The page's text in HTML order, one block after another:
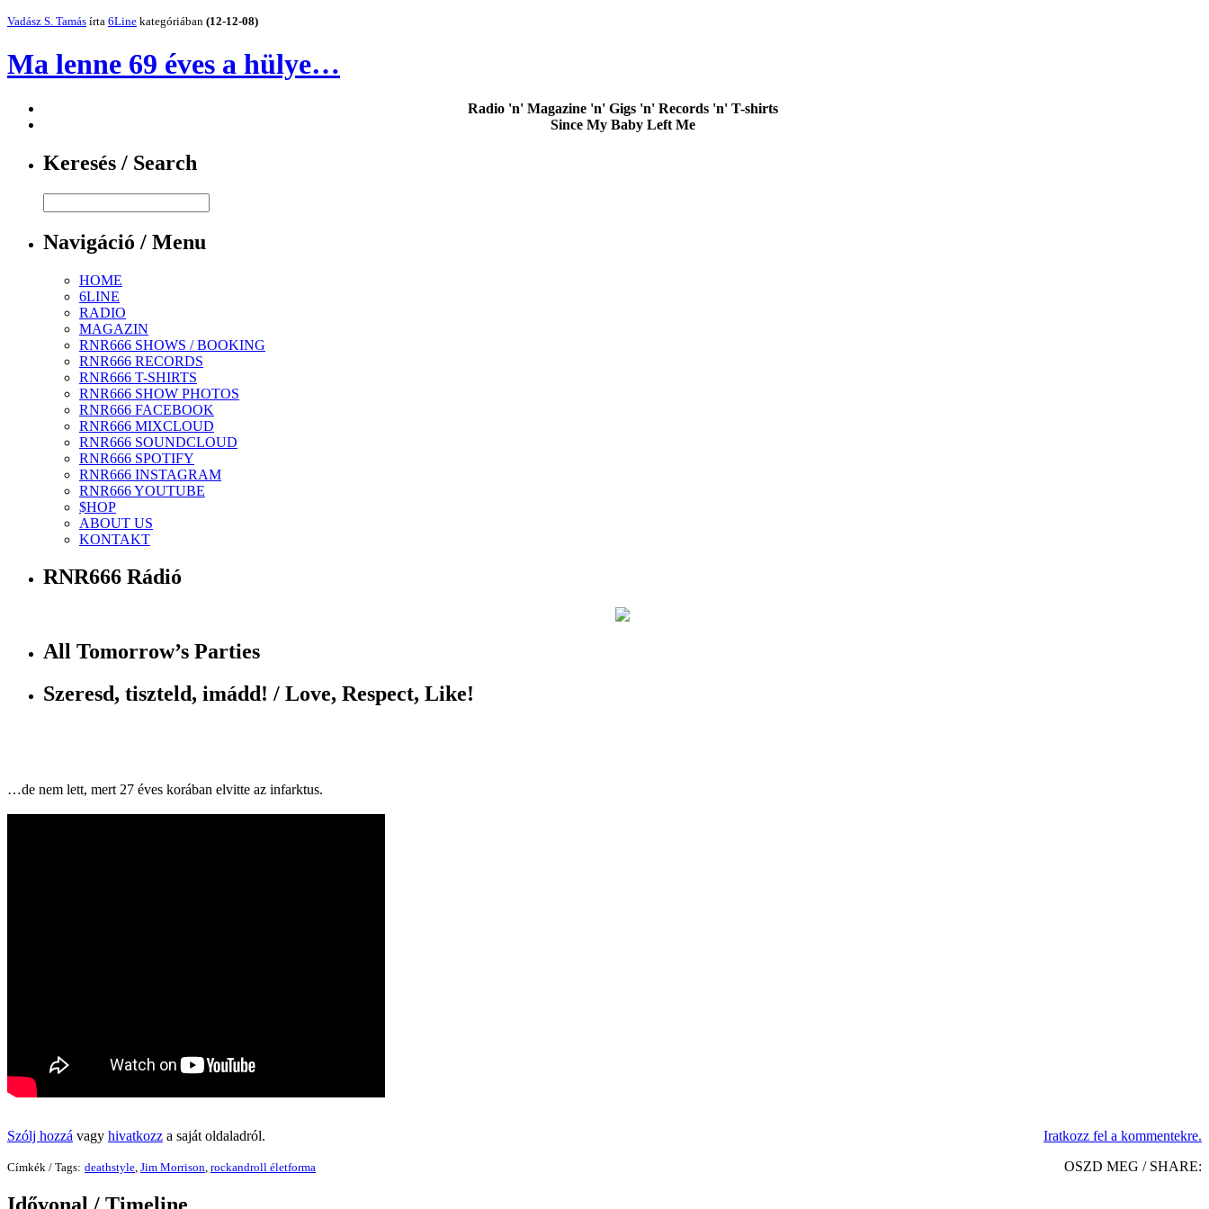
Vadász S. Tamás írta 6Line kategóriában (12-12-08)
Ma lenne 69 éves a hülye…
Radio 'n' Magazine 'n' Gigs 'n' Records 'n' T-shirts
Since My Baby Left Me
Keresés / Search
Navigáció / Menu
HOME
6LINE
RADIO
MAGAZIN
RNR666 SHOWS / BOOKING
RNR666 RECORDS
RNR666 T-SHIRTS
RNR666 SHOW PHOTOS
RNR666 FACEBOOK
RNR666 MIXCLOUD
RNR666 SOUNDCLOUD
RNR666 SPOTIFY
RNR666 INSTAGRAM
RNR666 YOUTUBE
$HOP
ABOUT US
KONTAKT
RNR666 Rádió
All Tomorrow’s Parties
Szeresd, tiszteld, imádd! / Love, Respect, Like!
…de nem lett, mert 27 éves korában elvitte az infarktus.
Iratkozz fel a kommentekre.
Szólj hozzá vagy hivatkozz a saját oldaladról.
OSZD MEG / SHARE:
Címkék / Tags: deathstyle, Jim Morrison, rockandroll életforma